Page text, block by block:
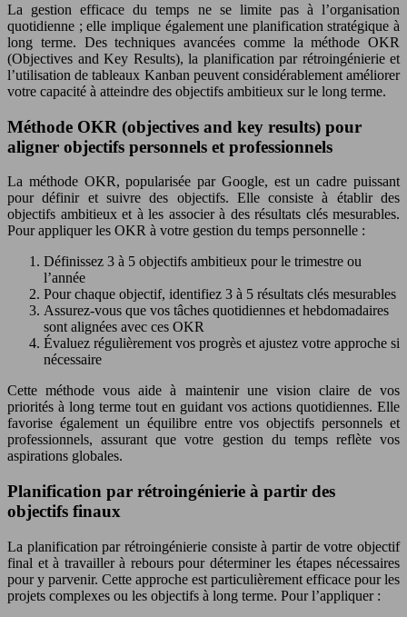
La gestion efficace du temps ne se limite pas à l’organisation
quotidienne ; elle implique également une planification stratégique à
long terme. Des techniques avancées comme la méthode OKR
(Objectives and Key Results), la planification par rétroingénierie et
l’utilisation de tableaux Kanban peuvent considérablement améliorer
votre capacité à atteindre des objectifs ambitieux sur le long terme.
Méthode OKR (objectives and key results) pour
aligner objectifs personnels et professionnels
La méthode OKR, popularisée par Google, est un cadre puissant
pour définir et suivre des objectifs. Elle consiste à établir des
objectifs ambitieux et à les associer à des résultats clés mesurables.
Pour appliquer les OKR à votre gestion du temps personnelle :
Définissez 3 à 5 objectifs ambitieux pour le trimestre ou
l’année
Pour chaque objectif, identifiez 3 à 5 résultats clés mesurables
Assurez-vous que vos tâches quotidiennes et hebdomadaires
sont alignées avec ces OKR
Évaluez régulièrement vos progrès et ajustez votre approche si
nécessaire
Cette méthode vous aide à maintenir une vision claire de vos
priorités à long terme tout en guidant vos actions quotidiennes. Elle
favorise également un équilibre entre vos objectifs personnels et
professionnels, assurant que votre gestion du temps reflète vos
aspirations globales.
Planification par rétroingénierie à partir des
objectifs finaux
La planification par rétroingénierie consiste à partir de votre objectif
final et à travailler à rebours pour déterminer les étapes nécessaires
pour y parvenir. Cette approche est particulièrement efficace pour les
projets complexes ou les objectifs à long terme. Pour l’appliquer :